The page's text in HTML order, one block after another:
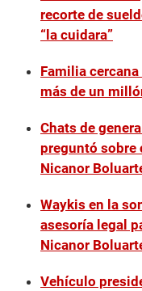
recorte de
“la cuidara”
Familia
más de un
Chats de
preguntó
Nicanor
Waykis en la
asesoría legal
Nicanor
Vehículo